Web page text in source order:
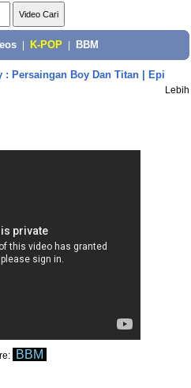
K-POP BBM
: Persaingan Boy Dan Titan | Epi
Lebih
BBM